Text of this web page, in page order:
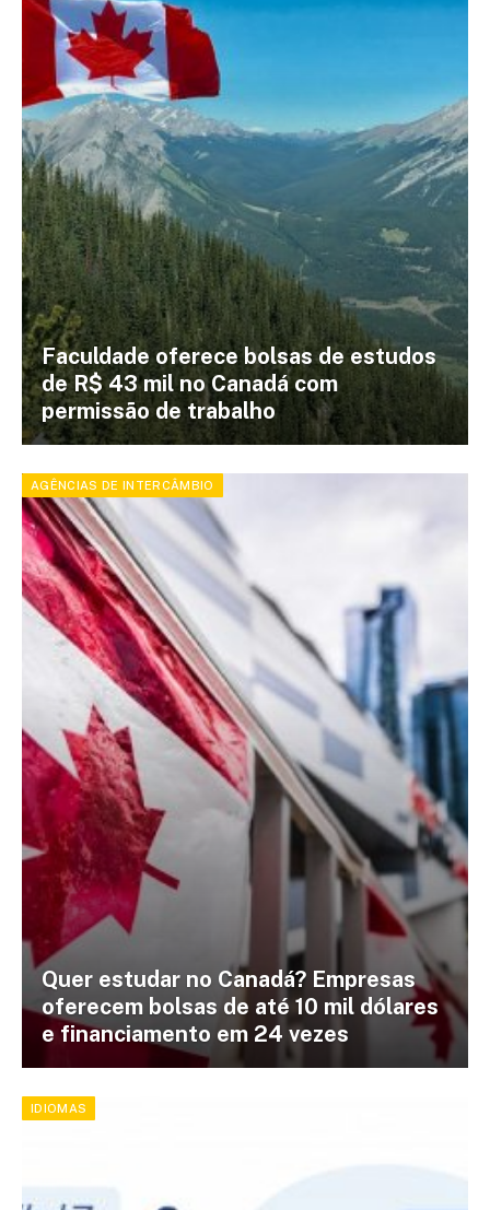
Faculdade oferece bolsas de estudos
de R$ 43 mil no Canadá com
permissão de trabalho
AGÊNCIAS DE INTERCÂMBIO
Quer estudar no Canadá? Empresas
oferecem bolsas de até 10 mil dólares
e financiamento em 24 vezes
IDIOMAS